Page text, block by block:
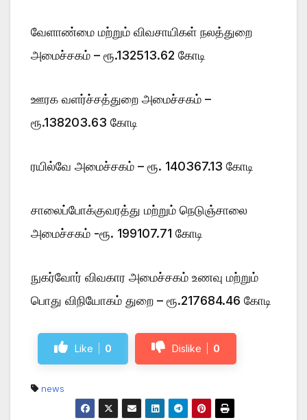
வேளாண்மை மற்றும் விவசாயிகள் நலத்துறை
அமைச்சகம் – ரூ.132513.62 கோடி
ஊரக வளர்ச்சத்துறை அமைச்சகம் –
ரூ.138203.63 கோடி
ரயில்வே அமைச்சகம் – ரூ. 140367.13 கோடி
சாலைப்போக்குவரத்து மற்றும் நெடுஞ்சாலை
அமைச்சகம் -ரூ. 199107.71 கோடி
நுகர்வோர் விவகார அமைச்சகம் உணவு மற்றும்
பொது விநியோகம் துறை – ரூ.217684.46 கோடி
Like 0 Dislike 0
news